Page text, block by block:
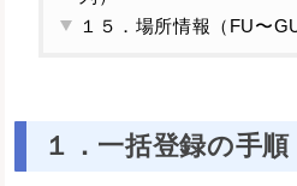
１５．場所情報（FU〜
１．一括登録の手順